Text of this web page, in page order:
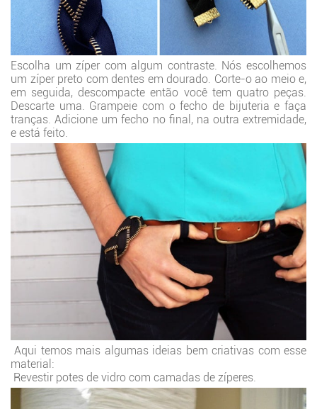
Escolha um zíper com algum contraste. Nós escolhemos
um zíper preto com dentes em dourado. Corte-o ao meio e,
em seguida, descompacte então você tem quatro peças.
Descarte uma. Grampeie com o fecho de bijuteria e faça
tranças. Adicione um fecho no final, na outra extremidade,
e está feito.
Aqui temos mais algumas ideias bem criativas com esse
material:
Revestir potes de vidro com camadas de zíperes.